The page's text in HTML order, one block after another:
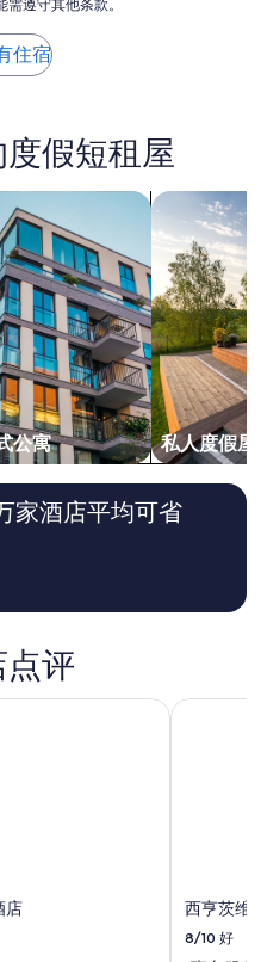
遵守其他条款。
住宿
假短租屋
公寓
式公寓
私人度假屋
搜索私人度
家酒店平均可省
评
店
店
西亨茨维
8/10 好
西亨茨维